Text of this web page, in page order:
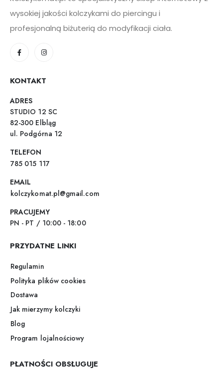
wysokiej jakości kolczykami do piercingu i
profesjonalną biżuterią do modyfikacji ciała.
KONTAKT
ADRES
STUDIO 12 SC
82-300 Elbląg
ul. Podgórna 12
TELEFON
785 015 117
EMAIL
kolczykomat.pl@gmail.com
PRACUJEMY
PN - PT / 10:00 - 18:00
PRZYDATNE LINKI
Regulamin
Polityka plików cookies
Dostawa
Jak mierzymy kolczyki
Blog
Program lojalnościowy
PŁATNOŚCI OBSŁUGUJE